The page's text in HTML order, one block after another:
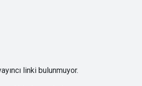
linki bulunmuyor.